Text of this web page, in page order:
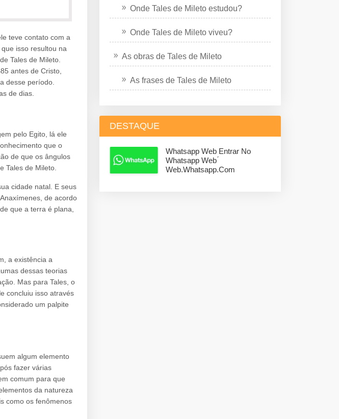
teve contato com a
isso resultou na
Tales de Mileto.
antes de Cristo,
desse período.
de dias.
pelo Egito, lá ele
que o
de que os ângulos
Tales de Mileto.
cidade natal. E seus
de acordo
que a terra é plana,
a existência a
dessas teorias
Mas para Tales, o
concluiu isso através
um palpite
algum elemento
fazer várias
comum para que
da natureza
como os fenômenos
Onde Tales de Mileto estudou?
Onde Tales de Mileto viveu?
As obras de Tales de Mileto
As frases de Tales de Mileto
DESTAQUE
Whatsapp Web Entrar No
Whatsapp Web ́
Web.whatsapp.com